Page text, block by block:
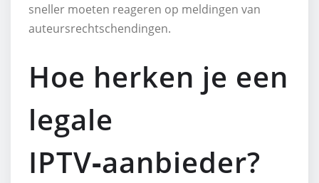
sneller moeten reageren op meldingen van
auteursrechtschendingen.
Hoe herken je een
legale
IPTV‑aanbieder?